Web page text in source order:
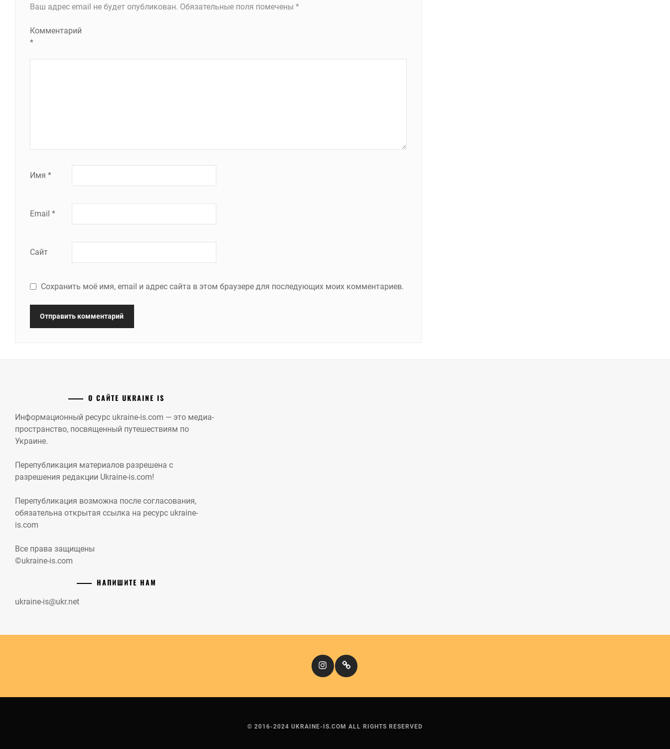
Ваш адрес email не будет опубликован. Обязательные поля помечены *
Комментарий
*
Имя *
Email *
Сайт
Сохранить моё имя, email и адрес сайта в этом браузере для последующих моих комментариев.
О САЙТЕ UKRAINE IS
Информационный ресурс ukraine-is.com — это медиа-
пространство, посвященный путешествиям по
Украине.
Перепубликация материалов разрешена с
разрешения редакции Ukraine-is.com!
Перепубликация возможна после согласования,
обязательна открытая ссылка на ресурс ukraine-
is.com
Все права защищены
©ukraine-is.com
НАПИШИТЕ НАМ
ukraine-is@ukr.net
InstagramКіномандри
© 2016-2024 UKRAINE-IS.COM ALL RIGHTS RESERVED